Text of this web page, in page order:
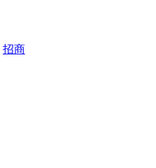
招商